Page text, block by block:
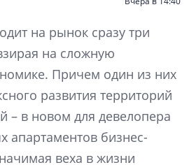
на рынок сразу три
на сложную
Причем один из них
развития территорий
– в новом для девелопера
апартаментов бизнес-
веха в жизни